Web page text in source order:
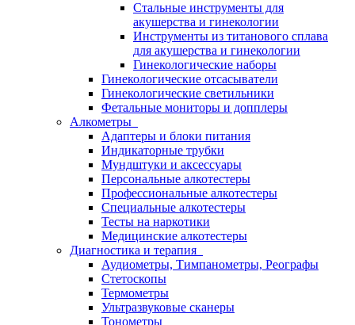
Стальные инструменты для
акушерства и гинекологии
Инструменты из титанового сплава
для акушерства и гинекологии
Гинекологические наборы
Гинекологические отсасыватели
Гинекологические светильники
Фетальные мониторы и допплеры
Алкометры
Адаптеры и блоки питания
Индикаторные трубки
Мундштуки и аксессуары
Персональные алкотестеры
Профессиональные алкотестеры
Специальные алкотестеры
Тесты на наркотики
Медицинские алкотестеры
Диагностика и терапия
Аудиометры, Тимпанометры, Реографы
Стетоскопы
Термометры
Ультразвуковые сканеры
Тонометры